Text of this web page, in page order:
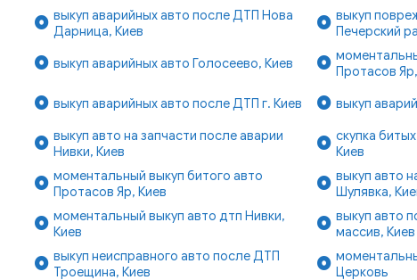
выкуп аварийных авто после ДТП Нова
Дарница, Киев
выкуп
Печерский
выкуп аварийных авто Голосеево, Киев
Протасов
выкуп аварийных авто после ДТП г. Киев выкуп
выкуп авто на запчасти после аварии
Нивки, Киев
скупка
Киев
моментальный выкуп битого авто
Протасов Яр, Киев
выкуп авто
Шулявка,
моментальный выкуп авто дтп Нивки,
Киев
выкуп авто
массив, Киев
выкуп неисправного авто после ДТП
Троещина, Киев
Церковь